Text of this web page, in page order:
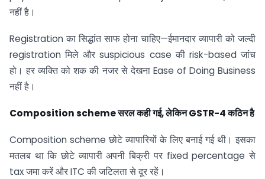
नहीं है।
Registration का सिद्धांत साफ होना चाहिए—ईमानदार व्यापारी को जल्दी
registration मिले और suspicious case की risk-based जांच
हो। हर व्यक्ति को शक की नजर से देखना Ease of Doing Business
नहीं है।
Composition schemeसरल कही गई,लेकिनGSTR-4कठिन है
Composition scheme छोटे व्यापारियों के लिए बनाई गई थी। इसका
मतलब था कि छोटे व्यापारी अपनी बिक्री पर fixed percentage से
tax जमा करें और ITC की जटिलता से दूर रहें।